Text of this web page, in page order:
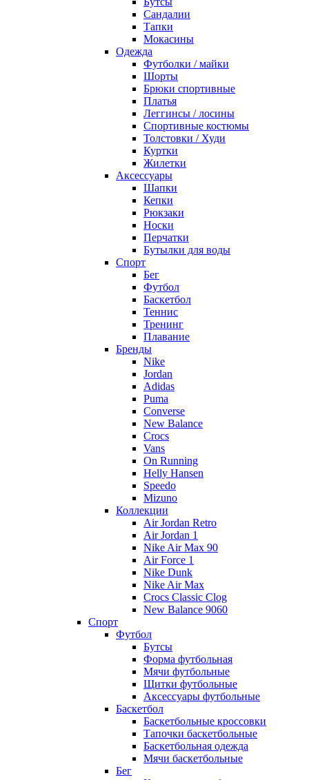
Сандалии
Тапки
Мокасины
Одежда
Футболки / майки
Шорты
Брюки спортивные
Платья
Леггинсы / лосины
Спортивные костюмы
Толстовки / Худи
Куртки
Жилетки
Аксессуары
Шапки
Кепки
Рюкзаки
Носки
Перчатки
Бутылки для воды
Спорт
Бег
Футбол
Баскетбол
Теннис
Тренинг
Плавание
Бренды
Nike
Jordan
Adidas
Puma
Converse
New Balance
Crocs
Vans
On Running
Helly Hansen
Speedo
Mizuno
Коллекции
Air Jordan Retro
Air Jordan 1
Nike Air Max 90
Air Force 1
Nike Dunk
Nike Air Max
Crocs Classic Clog
New Balance 9060
Спорт
Футбол
Бутсы
Форма футбольная
Мячи футбольные
Щитки футбольные
Аксессуары футбольные
Баскетбол
Баскетбольные кроссовки
Тапочки баскетбольные
Баскетбольная одежда
Мячи баскетбольные
Бег